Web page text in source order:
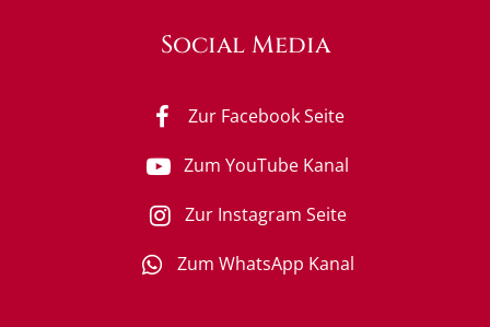
Social Media
Zur Facebook Seite
Zum YouTube Kanal
Zur Instagram Seite
Zum WhatsApp Kanal